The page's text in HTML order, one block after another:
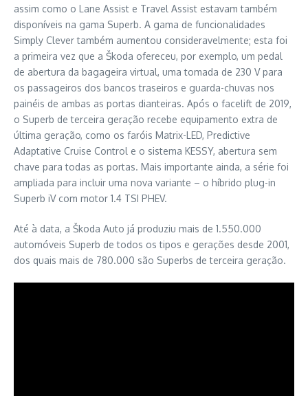
assim como o Lane Assist e Travel Assist estavam também
disponíveis na gama Superb. A gama de funcionalidades
Simply Clever também aumentou consideravelmente; esta foi
a primeira vez que a Škoda ofereceu, por exemplo, um pedal
de abertura da bagageira virtual, uma tomada de 230 V para
os passageiros dos bancos traseiros e guarda-chuvas nos
painéis de ambas as portas dianteiras. Após o facelift de 2019,
o Superb de terceira geração recebe equipamento extra de
última geração, como os faróis Matrix-LED, Predictive
Adaptative Cruise Control e o sistema KESSY, abertura sem
chave para todas as portas. Mais importante ainda, a série foi
ampliada para incluir uma nova variante – o híbrido plug-in
Superb iV com motor 1.4 TSI PHEV.
Até à data, a Škoda Auto já produziu mais de 1.550.000
automóveis Superb de todos os tipos e gerações desde 2001,
dos quais mais de 780.000 são Superbs de terceira geração.